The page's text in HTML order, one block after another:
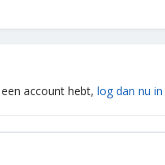
account hebt, log dan nu in